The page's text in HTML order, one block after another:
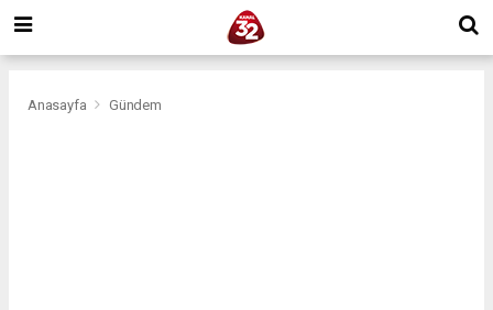
Anasayfa Gündem